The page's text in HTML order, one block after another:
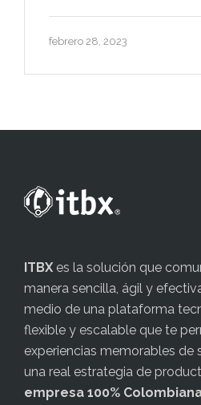
febrero 28, 2023
ITBX es la solución que
manera sencilla, ágil y
medio de una plataforma
flexible y escalable que te
experiencias memorables de
una real estrategia de
empresa 100%